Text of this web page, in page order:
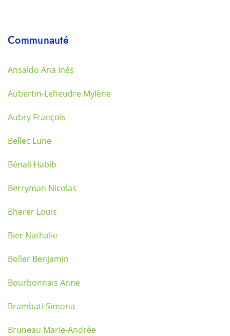
Communauté
Ansaldo Ana Inés
Aubertin-Leheudre Mylène
Aubry François
Bellec Lune
Bénali Habib
Berryman Nicolas
Bherer Louis
Bier Nathalie
Boller Benjamin
Bourbonnais Anne
Brambati Simona
Bruneau Marie-Andrée